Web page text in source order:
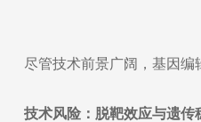
尽管技术前景广阔，基因编
技术风险：脱靶效应与遗传